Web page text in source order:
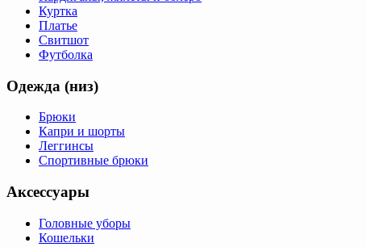
Куртка
Платье
Свитшот
Футболка
Одежда (низ)
Брюки
Капри и шорты
Леггинсы
Спортивные брюки
Аксессуары
Головные уборы
Кошельки